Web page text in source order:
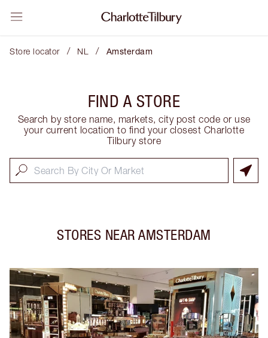
Store locator / NL / Amsterdam
FIND A STORE
Search by store name, markets, city post code or use
your current location to find your closest Charlotte
Tilbury store
STORES NEAR AMSTERDAM